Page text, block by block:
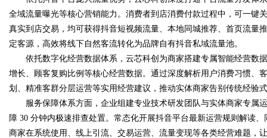
全域流量曝光等核心营销能力。消费者到店消费付款过程中，可一键
真实到店交易，均可获得抖音短视频流量、本地同城推荐、首页流量
定客源，高效将线下自然客流转化为品牌自有抖音私域流量池。
依托数字化经营数据体系，云芯科创为商家搭建专属智能经营数
增长、顾客复购比例等核心经营数据。通过深度解析用户消费习惯、
划、精准客群分层运营等实用经营建议，推动实体商家告别传统经验
服务保障体系方面，企业组建专业技术研发团队与实体商家专属
障 30 分钟内极速排查处置。常态化开展抖音平台最新运营规则解读
商家在系统使用、线上引流、交易运营、流量变现等各类经营难题，